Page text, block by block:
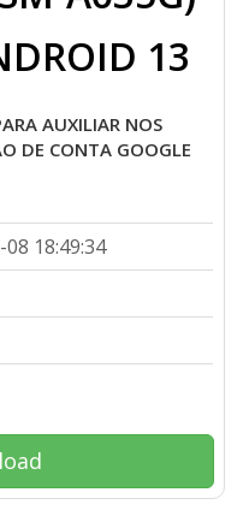
13
AUXILIAR NOS
DE CONTA GOOGLE
18:49:34